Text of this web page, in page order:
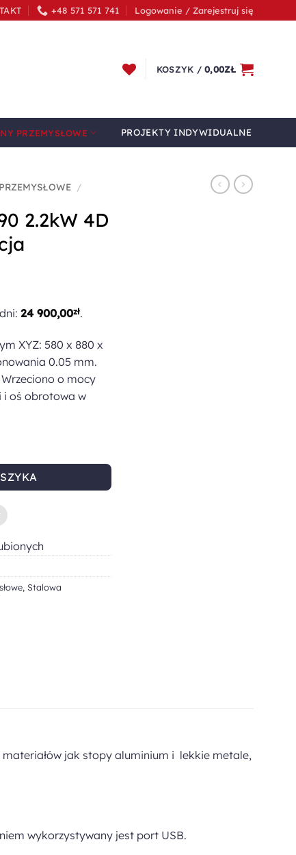
+48 571 571 741 Logowanie / Zarejestruj się
KOSZYK /0,00ZŁ
PRZEMYSŁOWE PROJEKTY INDYWIDUALNE
/
2.2kW 4D
24 900,00zł.
XYZ: 580 x 880 x
0.05 mm.
o mocy
i oś obrotowa w
stalowa konstrukcja
, Stalowa
jak stopy aluminium i lekkie metale,
wykorzystywany jest port USB.